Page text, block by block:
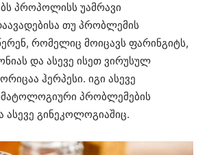
პროპოლისს უამრავი
თუ პრობლემის
რომელიც მოიცავს ფარინგიტს,
და ასევე ისეთ ვირუსულ
ჰერპესი. იგი ასევე
პრობლემების
გინეკოლოგიაშიც.